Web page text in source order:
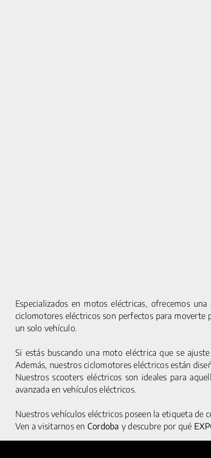
Especializados en motos eléctricas, ofrecemos
ciclomotores eléctricos son perfectos para
un solo vehículo.
Si estás buscando una moto eléctrica que se
Además, nuestros ciclomotores eléctricos están
Nuestros scooters eléctricos son ideales para
avanzada en vehículos eléctricos.
Nuestros vehículos eléctricos poseen la etiqueta
Ven a visitarnos en Cordoba y descubre por qué
© 2025 HUMAN MOBILITY S.A. TODOS LOS DERECHOS
RESERVADOS